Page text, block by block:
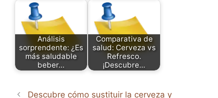
Análisis
sorprendente: ¿Es
más saludable
beber…
Comparativa de
salud: Cerveza vs
Refresco.
¡Descubre…
Descubre cómo sustituir la cerveza y